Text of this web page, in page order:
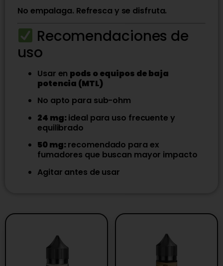
No empalaga. Refresca y se disfruta.
Recomendaciones de
uso
Usar en pods o equipos de baja
potencia (MTL)
No apto para sub-ohm
24 mg:ideal para uso frecuente y
equilibrado
50 mg:recomendado para ex
fumadores que buscan mayor impacto
Agitar antes de usar